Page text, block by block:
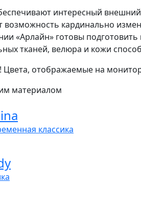
интересный
возможность кардинально
«Арлайн» готовы
тканей, велюра и кожи
отображаемые на
материалом
классика